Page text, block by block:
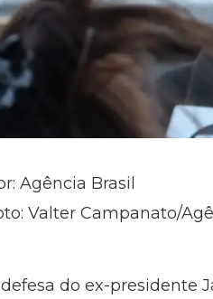
Agência Brasil
Valter Campanato/
do ex-presidente